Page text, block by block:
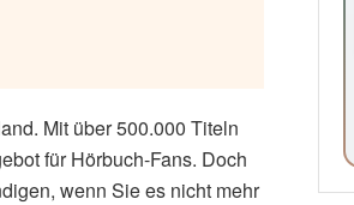
Mit über 500.000 Titeln
für Hörbuch-Fans. Doch
wenn Sie es nicht mehr